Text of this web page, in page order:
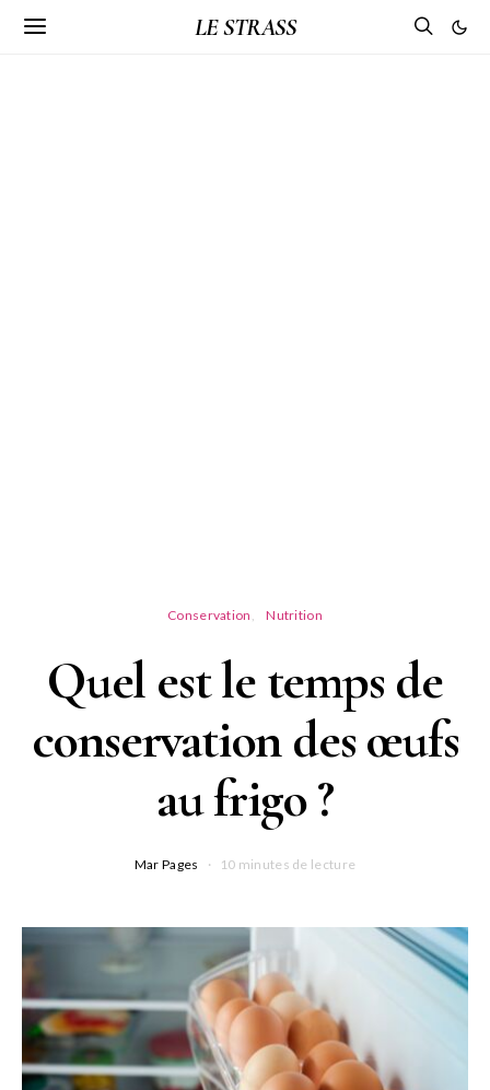
LE STRASS
Conservation Nutrition
Quel est le temps de
conservation des œufs
au frigo ?
Mar Pages 10 minutes de lecture